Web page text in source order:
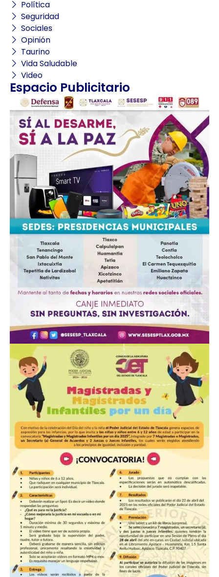
Política
Seguridad
Sociales
Opinión
Taurino
Vida Saludable
Video
Espacio Publicitario